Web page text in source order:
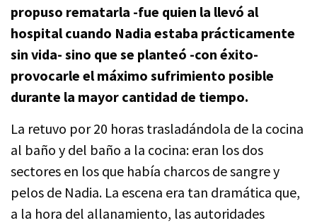
propuso rematarla -fue quien la llevó al
hospital cuando Nadia estaba prácticamente
sin vida- sino que se planteó -con éxito-
provocarle el máximo sufrimiento posible
durante la mayor cantidad de tiempo.
La retuvo por 20 horas trasladándola de la cocina
al baño y del baño a la cocina: eran los dos
sectores en los que había charcos de sangre y
pelos de Nadia. La escena era tan dramática que,
a la hora del allanamiento, las autoridades